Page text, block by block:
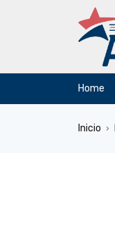
Home
Inicio ›